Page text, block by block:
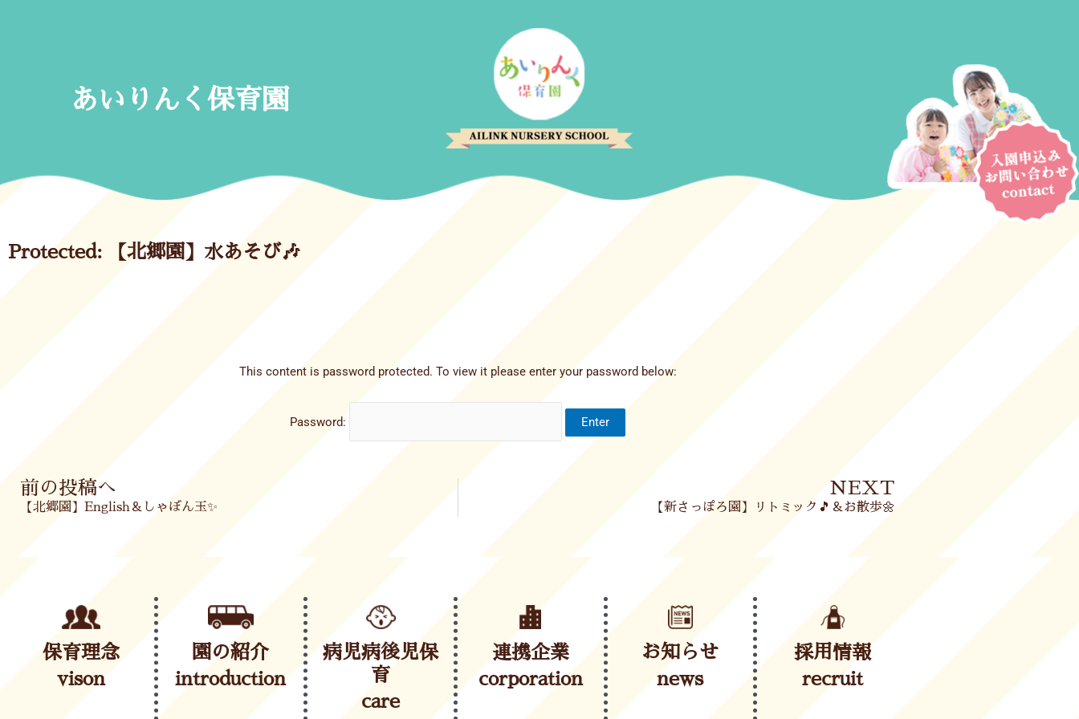
あいりんく保育園
Protected: 【北郷園】水あそび🎶
This content is password protected. To view it please enter your password below:
Password:
Prev
前の投稿へ
【北郷園】English＆しゃぼん玉✨
NEXT
【新さっぽろ園】リトミック🎵＆お散歩🌼
保育理念
vison
園の紹介
introduction
病児病後児保
育
care
連携企業
corporation
お知らせ
news
採用情報
recruit